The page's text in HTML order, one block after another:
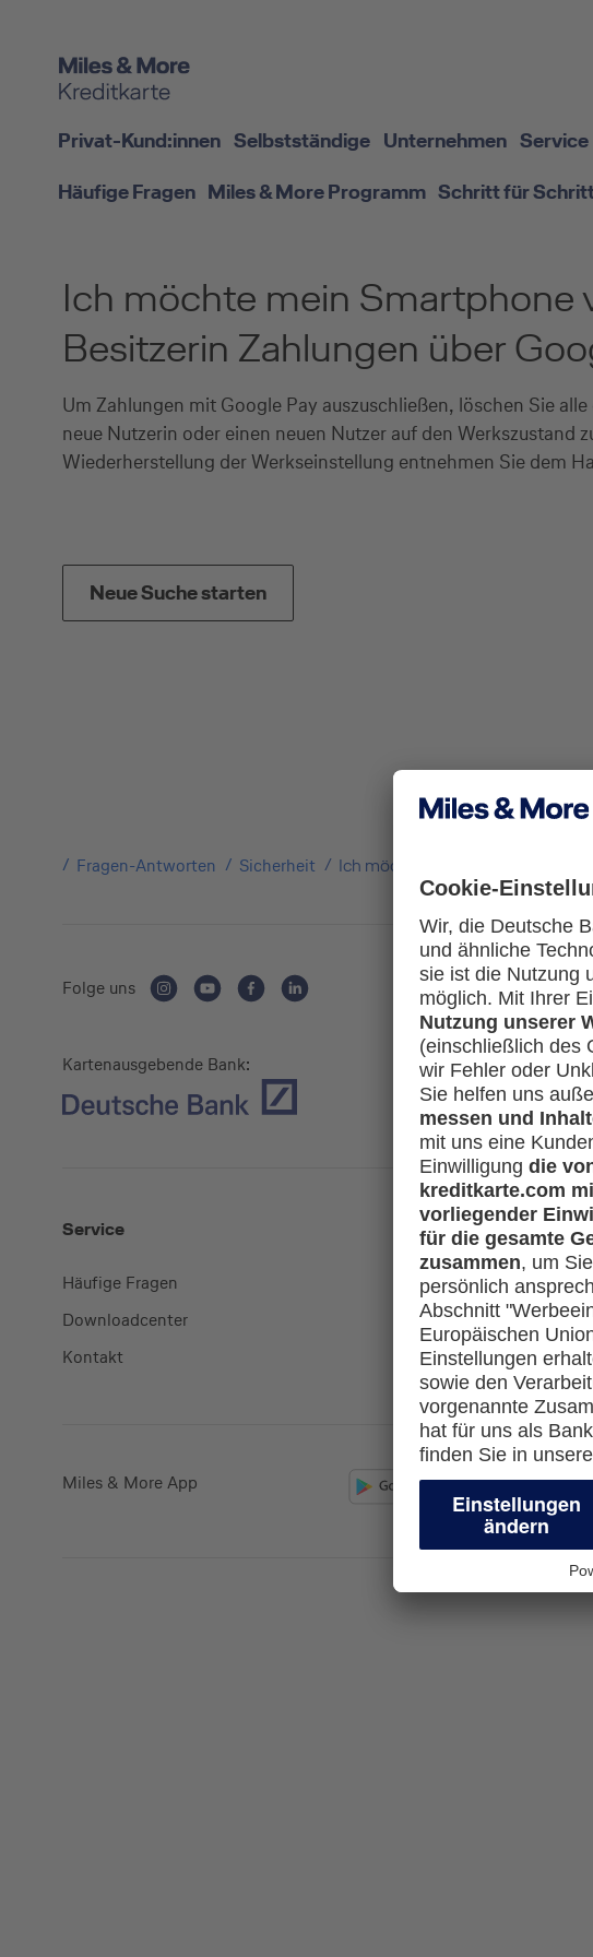
Privat-Kund:innen Selbstständige Unternehmen Service
Häufige Fragen Miles & More Programm Schritt für
Ich möchte mein Smartphone
Besitzerin Zahlungen über
Um Zahlungen mit Google Pay auszuschließen, löschen Sie
neue Nutzerin oder einen neuen Nutzer auf den
Wiederherstellung der Werkseinstellung entnehmen Sie dem
Neue Suche starten
Fragen-Antworten Sicherheit Ich möchte mein Smartphone
Folge uns
Kartenausgebende Bank:
Service
Häufige Fragen
Downloadcenter
Kontakt
Mehr
Kreditkarten-Banking
miles-and-more.com
lufthansa.com
Miles & More App